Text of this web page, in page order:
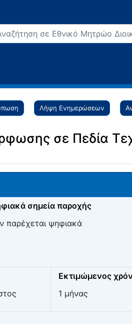
Λήψη Ενημερώσεων
σε Πεδία
σημεία παροχής
παρέχεται ψηφιακά
Εκτιμώμενος
1 μήνας